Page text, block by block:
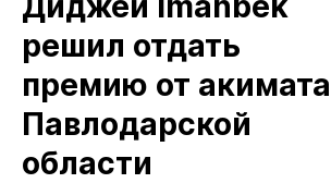
решил отдать
премию от акимата
Павлодарской
области